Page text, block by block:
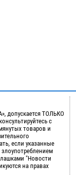
допускается ТОЛЬКО
с
товаров и
если указанные
"Новости
на правах